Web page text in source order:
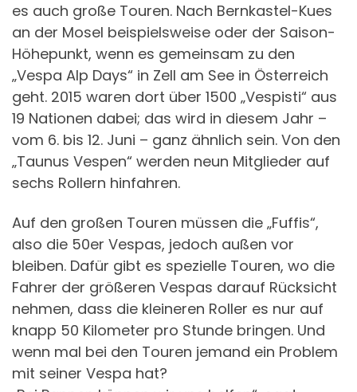
es auch große Touren. Nach Bernkastel-Kues
an der Mosel beispielsweise oder der Saison-
Höhepunkt, wenn es gemeinsam zu den
„Vespa Alp Days“ in Zell am See in Österreich
geht. 2015 waren dort über 1500 „Vespisti“ aus
19 Nationen dabei; das wird in diesem Jahr –
vom 6. bis 12. Juni – ganz ähnlich sein. Von den
„Taunus Vespen“ werden neun Mitglieder auf
sechs Rollern hinfahren.
Auf den großen Touren müssen die „Fuffis“,
also die 50er Vespas, jedoch außen vor
bleiben. Dafür gibt es spezielle Touren, wo die
Fahrer der größeren Vespas darauf Rücksicht
nehmen, dass die kleineren Roller es nur auf
knapp 50 Kilometer pro Stunde bringen. Und
wenn mal bei den Touren jemand ein Problem
mit seiner Vespa hat?